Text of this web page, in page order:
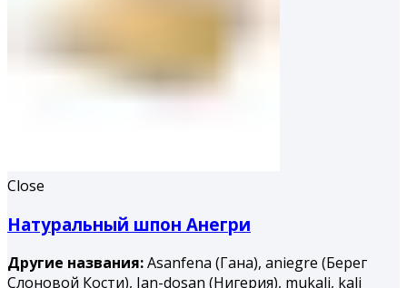
Close
Натуральный шпон Анегри
Другие названия:Asanfena (Гана), aniegre (Берег
Слоновой Кости), Ian-dosan (Нигерия), mukali, kali